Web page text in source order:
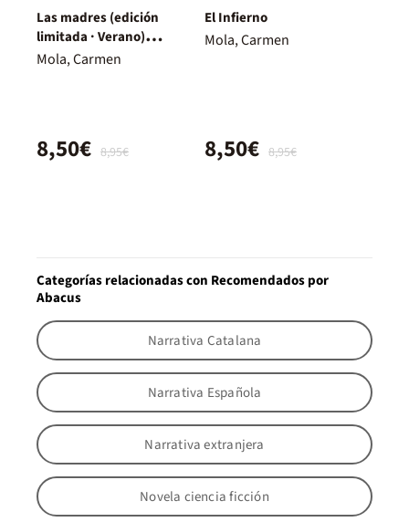
Las madres (edición
limitada · Verano)
(Inspectora Elena Blanco 4)
Mola, Carmen
8,95€
8,50€
El Infierno
Mola, Carmen
8,95€
8,50€
Categorías relacionadas con Recomendados por
Abacus
Narrativa Catalana
Narrativa Española
Narrativa extranjera
Novela ciencia ficción